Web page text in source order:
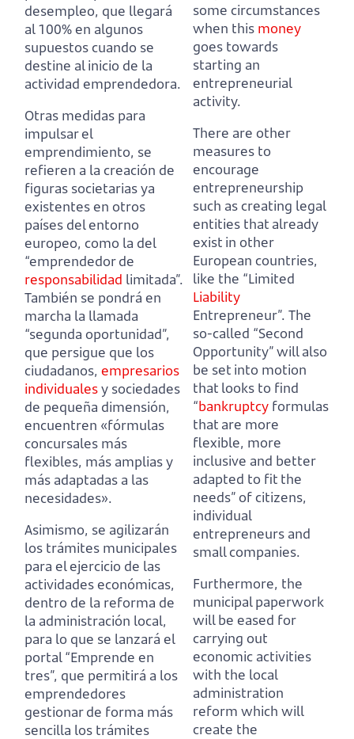
desempleo, que llegará
al 100% en algunos
supuestos cuando se
destine al inicio de la
actividad emprendedora.
Otras medidas para
impulsar el
emprendimiento, se
refieren a la creación de
figuras societarias ya
existentes en otros
países del entorno
europeo, como la del
“emprendedor de
responsabilidad limitada”.
También se pondrá en
marcha la llamada
“segunda oportunidad”,
que persigue que los
ciudadanos, empresarios
individualesy sociedades
de pequeña dimensión,
encuentren «fórmulas
concursales más
flexibles, más amplias y
más adaptadas a las
necesidades».
Asimismo, se agilizarán
los trámites municipales
para el ejercicio de las
actividades económicas,
dentro de la reforma de
la administración local,
para lo que se lanzará el
portal “Emprende en
tres”, que permitirá a los
emprendedores
gestionar de forma más
sencilla los trámites
some circumstances
when this money
goes towards
starting an
entrepreneurial
activity.
There are other
measures to
encourage
entrepreneurship
such as creating legal
entities that already
exist in other
European countries,
like the “Limited
Liability
Entrepreneur”. The
so-called “Second
Opportunity” will also
be set into motion
that looks to find
“bankruptcy formulas
that are more
flexible, more
inclusive and better
adapted to fit the
needs” of citizens,
individual
entrepreneurs and
small companies.
Furthermore, the
municipal paperwork
will be eased for
carrying out
economic activities
with the local
administration
reform which will
create the